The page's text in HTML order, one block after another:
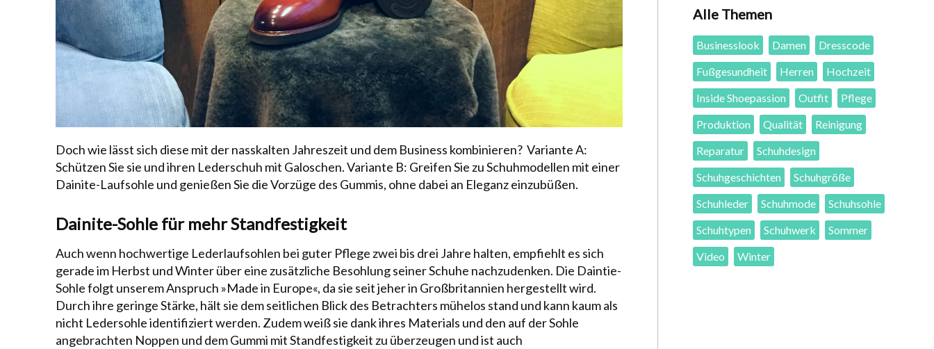
Doch wie lässt sich diese mit der nasskalten Jahreszeit und dem Business kombinieren? Variante A:
Schützen Sie sie und ihren Lederschuh mit Galoschen. Variante B: Greifen Sie zu Schuhmodellen mit einer
Dainite-Laufsohle und genießen Sie die Vorzüge des Gummis, ohne dabei an Eleganz einzubüßen.
Dainite-Sohle für mehr Standfestigkeit
Auch wenn hochwertige Lederlaufsohlen bei guter Pflege zwei bis drei Jahre halten, empfiehlt es sich
gerade im Herbst undWinterüber eine zusätzliche Besohlung seiner Schuhe nachzudenken. Die Daintie-
Sohle folgt unserem Anspruch »Made in Europe«, da sie seit jeher in Großbritannien hergestellt wird.
Durch ihre geringe Stärke, hält sie dem seitlichen Blick des Betrachters mühelos stand und kann kaum als
nicht Ledersohle identifiziert werden. Zudem weiß sie dank ihres Materials und den auf der Sohle
angebrachten Noppen und dem Gummi mit Standfestigkeit zu überzeugen und ist auch
Alle Themen
Businesslook Damen
Dresscode
Fußgesundheit
Herren
Hochzeit
Inside Shoepassion
Outfit
Pflege
Produktion
Qualität
Reinigung
Reparatur
Schuhdesign
Schuhgeschichten
Schuhgröße
Schuhleder
Schuhmode
Schuhsohle
Schuhtypen
Schuhwerk
Sommer
Video
Winter